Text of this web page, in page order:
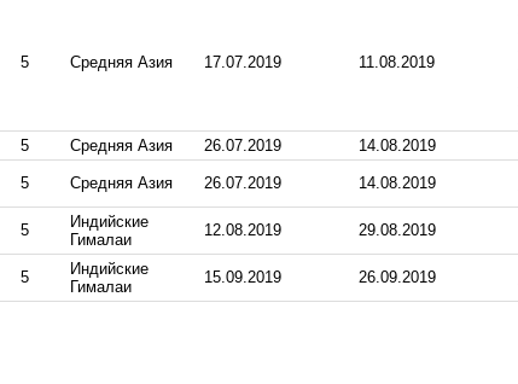
5 Средняя Азия 17.07.2019 11.08.2019
5 Средняя Азия 26.07.2019 14.08.2019
5 Средняя Азия 26.07.2019 14.08.2019
5
Индийские
Гималаи
12.08.2019 29.08.2019
5
Индийские
Гималаи
15.09.2019 26.09.2019